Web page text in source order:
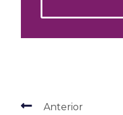
Anterior